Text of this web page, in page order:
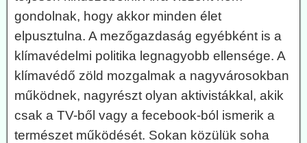
gondolnak, hogy akkor minden élet
elpusztulna. A mezőgazdaság egyébként is a
klímavédelmi politika legnagyobb ellensége. A
klímavédő zöld mozgalmak a nagyvárosokban
működnek, nagyrészt olyan aktivistákkal, akik
csak a TV-ből vagy a fecebook-ból ismerik a
természet működését. Sokan közülük soha